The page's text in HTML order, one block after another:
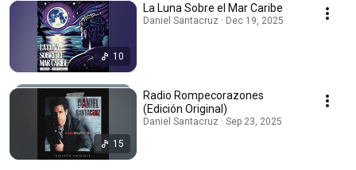
10
La Luna Sobre el Mar Caribe
Daniel Santacruz · Dec 19, 2025
15
Radio Rompecorazones
(Edición Original)
Daniel Santacruz · Sep 23, 2025